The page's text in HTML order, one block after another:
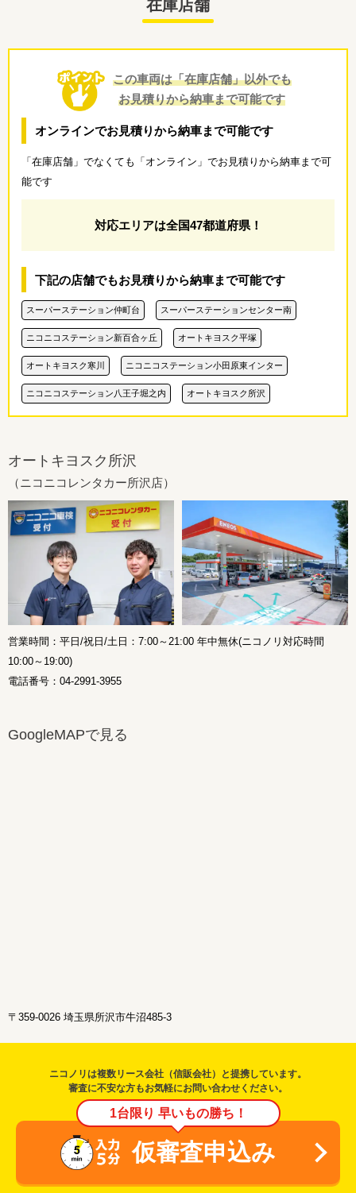
在庫店舗
この車両は「在庫店舗」以外でも
お見積りから納車まで可能です
オンラインでお見積りから納車まで可能です
「在庫店舗」でなくても「オンライン」でお見積りから納車まで可
能です
対応エリアは全国47都道府県！
下記の店舗でもお見積りから納車まで可能です
スーパーステーション仲町台 スーパーステーションセンター南
ニコニコステーション新百合ヶ丘 オートキヨスク平塚
オートキヨスク寒川 ニコニコステーション小田原東インター
ニコニコステーション八王子堀之内 オートキヨスク所沢
オートキヨスク所沢
（ニコニコレンタカー所沢店）
営業時間：平日/祝日/土日：7:00～21:00 年中無休(ニコノリ対応時間
10:00～19:00)
電話番号：04-2991-3955
GoogleMAPで見る
〒359-0026 埼玉県所沢市牛沼485-3
ニコノリは複数リース会社（信販会社）と提携しています。
審査に不安な方もお気軽にお問い合わせください。
1台限り 早いもの勝ち！
仮審査申込み